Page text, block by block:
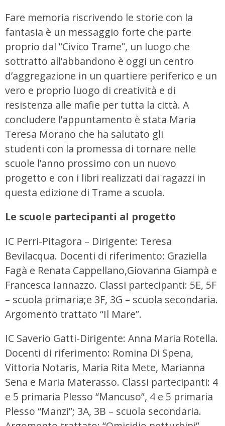
Fare memoria riscrivendo le storie con la
fantasia è un messaggio forte che parte
proprio dal ʺCivico Trameʺ, un luogo che
sottratto all’abbandono è oggi un centro
d’aggregazione in un quartiere periferico e un
vero e proprio luogo di creatività e di
resistenza alle mafie per tutta la città. A
concludere l’appuntamento è stata Maria
Teresa Morano che ha salutato gli
studenti con la promessa di tornare nelle
scuole l’anno prossimo con un nuovo
progetto e con i libri realizzati dai ragazzi in
questa edizione di Trame a scuola.
Le scuole partecipanti al progetto
IC Perri-Pitagora – Dirigente: Teresa
Bevilacqua. Docenti di riferimento: Graziella
Fagà e Renata Cappellano,Giovanna Giampà e
Francesca Iannazzo. Classi partecipanti: 5E, 5F
– scuola primaria;e 3F, 3G – scuola secondaria.
Argomento trattato “Il Mare”.
IC Saverio Gatti-Dirigente: Anna Maria Rotella.
Docenti di riferimento: Romina Di Spena,
Vittoria Notaris, Maria Rita Mete, Marianna
Sena e Maria Materasso. Classi partecipanti: 4
e 5 primaria Plesso “Mancuso”, 4 e 5 primaria
Plesso “Manzi”; 3A, 3B – scuola secondaria.